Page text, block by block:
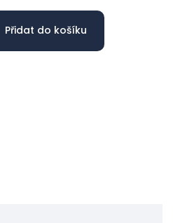
Přidat do košíku